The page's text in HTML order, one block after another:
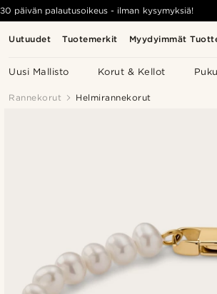
Uutuudet Tuotemerkit Myydyimmät
Uusi Mallisto Korut & Kellot
30 päivän palautusoikeus - ilman kysymyksiä!
Rannekorut Helmirannekorut